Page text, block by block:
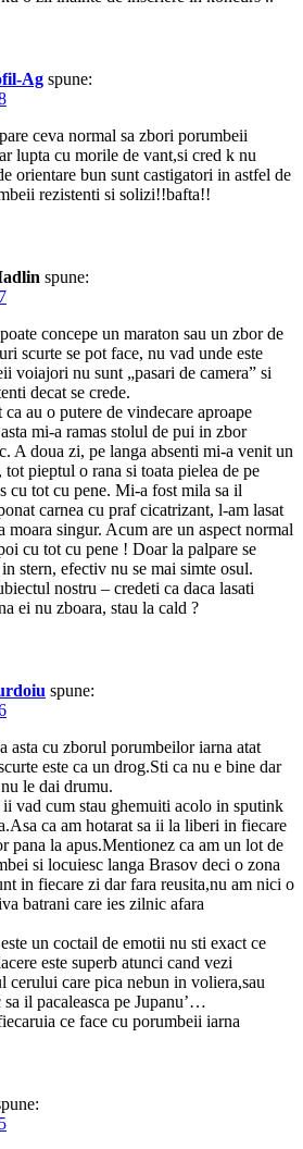
Ag spune:
ceva normal sa zbori porumbeii
lupta cu morile de vant,si cred k nu
orientare bun sunt castigatori in astfel de
rezistenti si solizi!!bafta!!
spune:
concepe un maraton sau un zbor de
scurte se pot face, nu vad unde este
voiajori nu sunt „pasari de camera” si
decat se crede.
au o putere de vindecare aproape
mi-a ramas stolul de pui in zbor
A doua zi, pe langa absenti mi-a venit un
pieptul o rana si toata pielea de pe
cu tot cu pene. Mi-a fost mila sa il
carnea cu praf cicatrizant, l-am lasat
moara singur. Acum are un aspect normal
cu tot cu pene ! Doar la palpare se
stern, efectiv nu se mai simte osul.
nostru – credeti ca daca lasati
ei nu zboara, stau la cald ?
spune:
asta cu zborul porumbeilor iarna atat
este ca un drog.Sti ca nu e bine dar
le dai drumu.
ii vad cum stau ghemuiti acolo in sputink
ca am hotarat sa ii la liberi in fiecare
pana la apus.Mentionez ca am un lot de
si locuiesc langa Brasov deci o zona
in fiecare zi dar fara reusita,nu am nici o
batrani care ies zilnic afara
un coctail de emotii nu sti exact ce
este superb atunci cand vezi
cerului care pica nebun in voliera,sau
sa il pacaleasca pe Jupanu’…
ce face cu porumbeii iarna